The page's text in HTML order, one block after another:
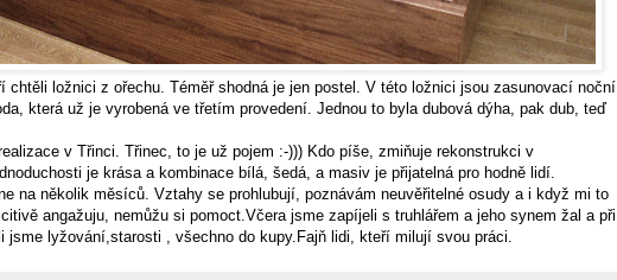
chtěli ložnici z ořechu. Téměř shodná je jen postel. V této ložnici jsou zasunovací noční
která už je vyrobená ve třetím provedení. Jednou to byla dubová dýha, pak dub, teď
v Třinci. Třinec, to je už pojem :-))) Kdo píše, zmiňuje rekonstrukci v
je krása a kombinace bílá, šedá, a masiv je přijatelná pro hodně lidí.
na několik měsíců. Vztahy se prohlubují, poznávám neuvěřitelné osudy a i když mi to
angažuju, nemůžu si pomoct.Včera jsme zapíjeli s truhlářem a jeho synem žal a při
jsme lyžování,starosti , všechno do kupy.Fajň lidi, kteří milují svou práci.